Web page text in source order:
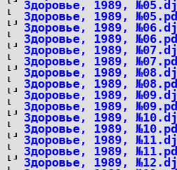
Здоровье, 1989,
Здоровье, 1989,
Здоровье, 1989,
Здоровье, 1989,
Здоровье, 1989,
Здоровье, 1989,
Здоровье, 1989,
Здоровье, 1989,
Здоровье, 1989,
Здоровье, 1989,
Здоровье, 1989,
Здоровье, 1989,
Здоровье, 1989,
Здоровье, 1989,
Здоровье, 1989,